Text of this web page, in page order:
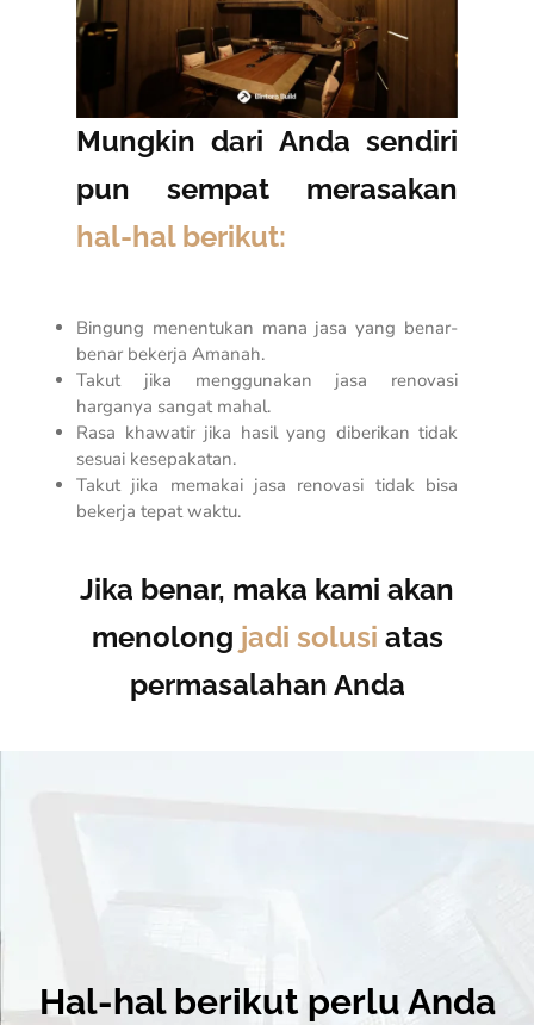
Mungkin dari Anda sendiri
pun sempat merasakan
hal-hal berikut:
Bingung menentukan mana jasa yang benar-
benar bekerja Amanah.
Takut jika menggunakan jasa renovasi
harganya sangat mahal.
Rasa khawatir jika hasil yang diberikan tidak
sesuai kesepakatan.
Takut jika memakai jasa renovasi tidak bisa
bekerja tepat waktu.
Jika benar, maka kami akan
menolong jadi solusi atas
permasalahan Anda
Hal-hal berikut perlu Anda